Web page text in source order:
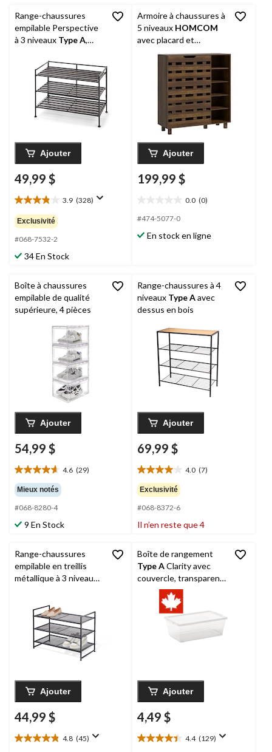
Range-chaussures
empilable Perspective
à 3 niveaux Type A,
Ajouter
49,99 $
3.9 (328)
3.9
étoile(s)
sur
5.
328
évaluations
Exclusivité
#068-7532-2
34 En Stock
Armoire à chaussures à
5 niveaux HOMCOM
avec placard et
tablettes réglables,
Ajouter
199,99 $
0.0 (0)
étoile(s)
5.
#474-5077-0
En stock en ligne
Boîte à chaussures
empilable de qualité
supérieure, 4 pièces
Ajouter
54,99 $
4.6 (29)
4.6
étoile(s)
sur
5.
29
Mieux notés
#068-8280-4
9 En Stock
Range-chaussures à 4
niveaux Type Aavec
dessus en bois
Ajouter
69,99 $
4.0 (7)
4.0
étoile(s)
sur
5.
7
Exclusivité
#068-8372-6
Il n’en reste que 4
Range-chaussures
empilable en treillis
métallique à 3 niveaux
Ajouter
44,99 $
4.8 (45)
4.8
Boîte de rangement
Type AClarity avec
couvercle, transparent,
Ajouter
4,49 $
4.4 (129)
4.4